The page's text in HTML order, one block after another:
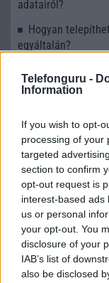
Telefonguru -
Information
If you wish to opt-
processing of your
targeted
section to confirm
opt-out request is
interest-based ads
us or personal
your opt-out. You
disclosure of your
IAB’s list of
also be disclosed
adatairól?
Hogyan
egyáltalán?
Okostelefont
Melyek az előnyei
LEGOLVASOTTABBAK
WiFi7 - az
WiFi8 - talán ez
MLO (Multi-Link
WiFi 6
Android verziók